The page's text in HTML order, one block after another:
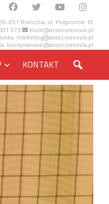
35-051 Rzeszów, ul. Podpromie 10
573 biuro@assecoresovia.pl
marketing@assecoresovia.pl
biuroprasowe@assecoresovia.pl
KONTAKT